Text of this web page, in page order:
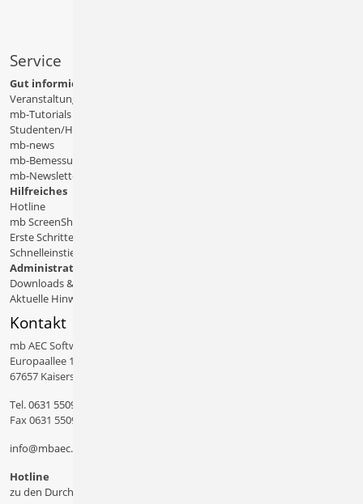
Service
Gut informiert
Veranstaltungen
mb-Tutorials
Studenten/Hochschule
mb-news
mb-Bemessungstafeln
mb-Newsletter
Hilfreiches
Hotline
mb ScreenShare
Erste Schritte
Schnelleinstiege & Doku
Administratives
Downloads & Patches
Aktuelle Hinweise
Kontakt
mb AEC Software GmbH
Europaallee 14
67657 Kaiserslautern
Tel.0631 550999 11
Fax 0631 550999 20
info@mbaec.de
Hotline
zu den Durchwahlen